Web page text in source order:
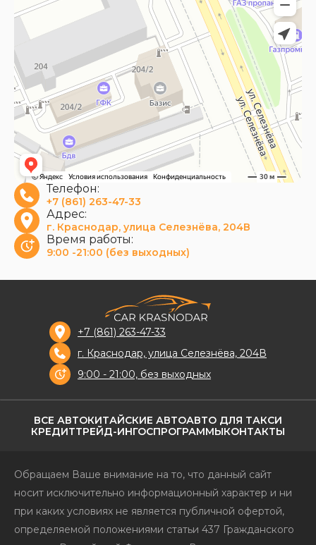
Телефон:
+7 (861) 263-47-33
Адрес:
г. Краснодар, улица Селезнёва, 204В
Время работы:
9:00 -21:00 (без выходных)
ВСЕ АВТОКИТАЙСКИЕ АВТОАВТО ДЛЯ ТАКСИ
КРЕДИТТРЕЙД-ИНГОСПРОГРАММЫКОНТАКТЫ
+7 (861) 263-47-33
г. Краснодар, улица Селезнёва, 204В
9:00 - 21:00, без выходных
Обращаем Ваше внимание на то, что данный сайт
носит исключительно информационный характер и ни
при каких условиях не является публичной офертой,
определяемой положениями статьи 437 Гражданского